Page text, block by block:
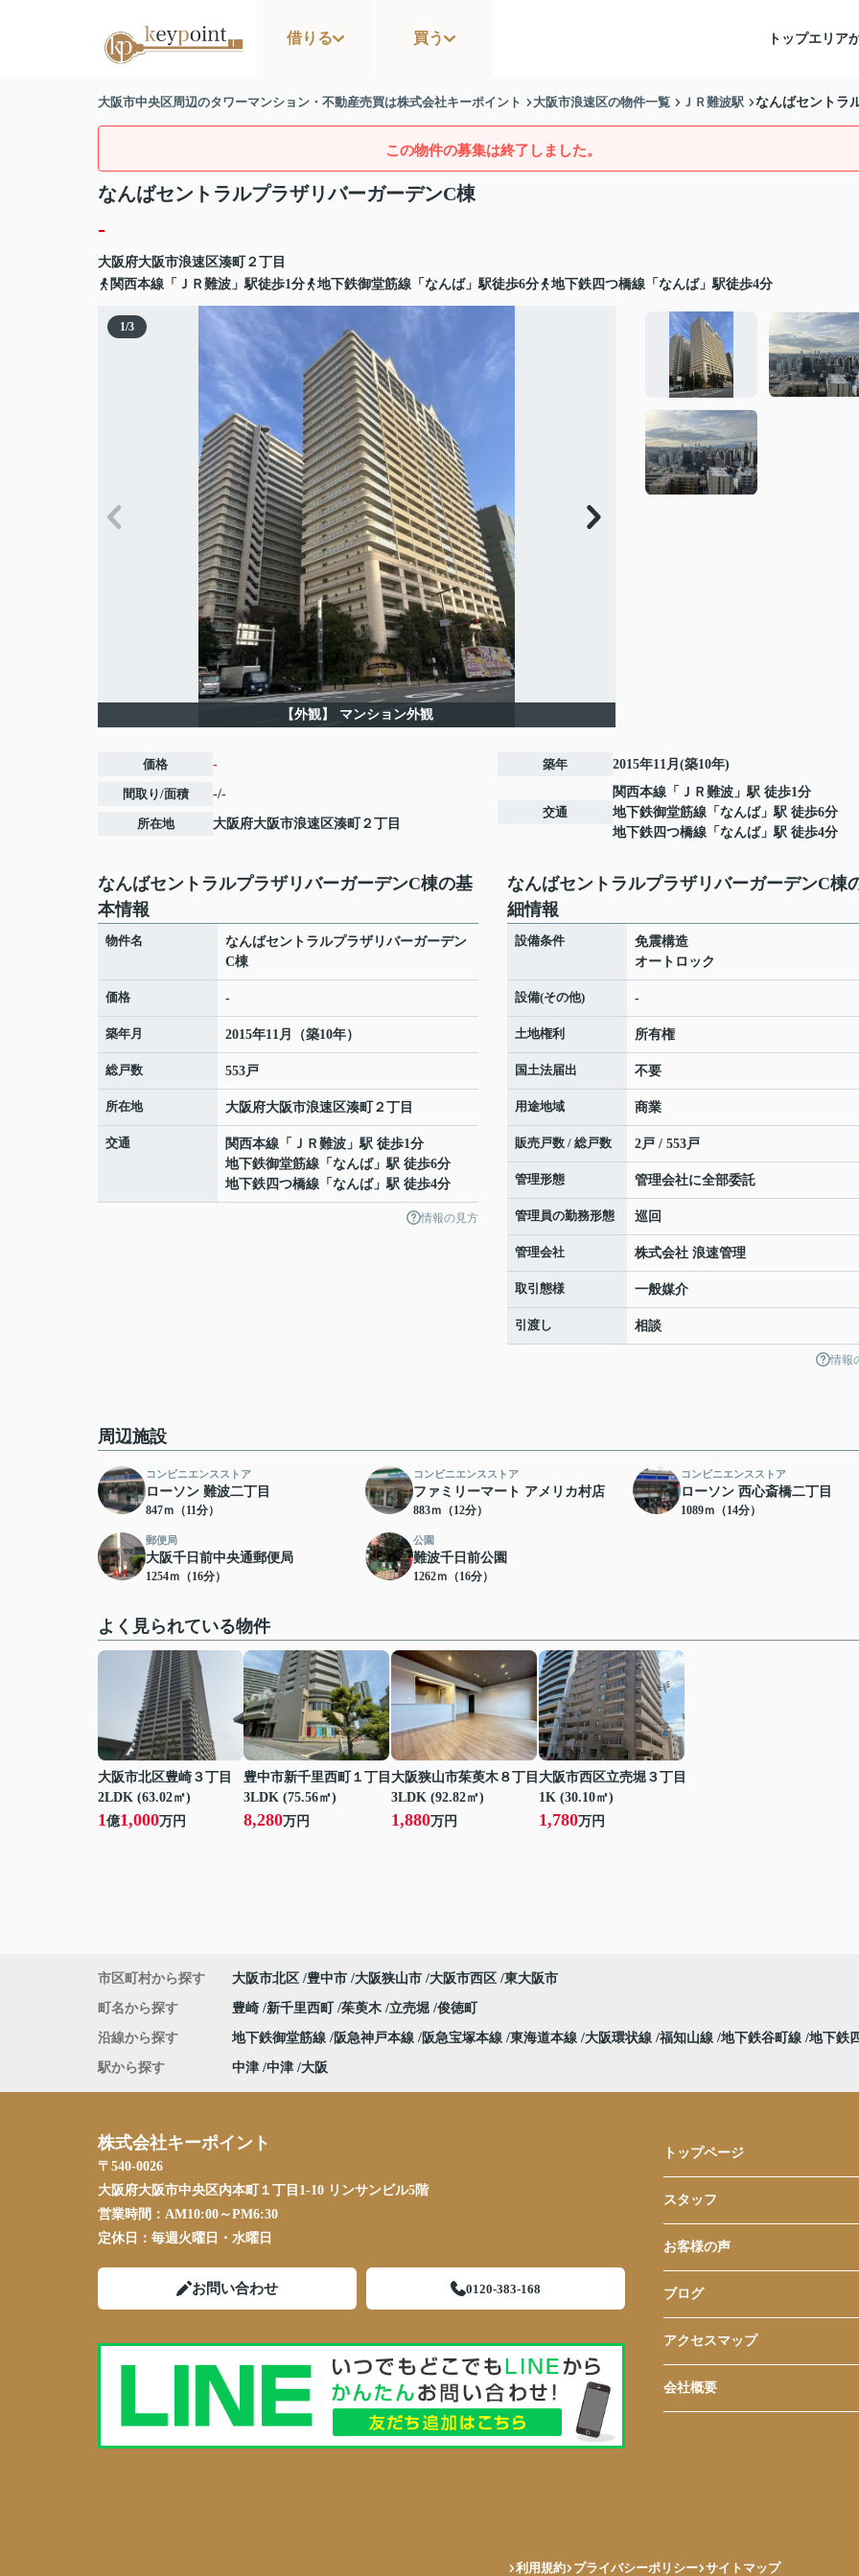
借りる 買う トップエリア
大阪市中央区周辺のタワーマンション・不動産売買は株式会社キーポイント 大阪市浪速区の物件一覧 ＪＲ難波駅 なんばセントラ
この物件の募集は終了しました。
なんばセントラルプラザリバーガーデンC棟
-
大阪府大阪市浪速区湊町
２丁目
関西本線「ＪＲ難波」駅徒歩1分
地下鉄御堂筋線「なんば」駅徒歩6分 地下鉄四つ橋線「なんば」駅徒歩4分
1/3
【外観】 マンション外観
価格 -
間取り/面積 -/-
所在地 大阪府大阪市浪速区湊町 ２丁目
築年 2015年11月(築10年)
交通
関西本線 「 ＪＲ難波 」駅 徒歩1分
地下鉄御堂筋線 「 なんば」駅 徒歩6分
地下鉄四つ橋線 「 なんば」駅 徒歩4分
なんばセントラルプラザリバーガーデンC棟の基
本情報
物件名
なんばセントラルプラザリバーガーデン
C棟
価格 -
築年月 2015年11月（築10年）
総戸数 553戸
所在地 大阪府大阪市浪速区湊町 ２丁目
交通 関西本線 「 ＪＲ難波 」駅 徒歩1分
地下鉄御堂筋線 「 なんば」駅 徒歩6分
地下鉄四つ橋線 「 なんば」駅 徒歩4分
情報の見方
なんばセントラルプラザリバーガーデンC棟
細情報
設備条件
免震構造
オートロック
設備(その他) -
土地権利 所有権
国土法届出 不要
用途地域 商業
販売戸数 / 総戸数 2戸 / 553戸
管理形態 管理会社に全部委託
管理員の勤務形態 巡回
管理会社 株式会社 浪速管理
取引態様 一般媒介
引渡し 相談
情報
周辺施設
コンビニエンスストア
ローソン 難波二丁目
847ｍ（11分）
コンビニエンスストア
ファミリーマート アメリカ村店
883ｍ（12分）
コンビニエンスストア
ローソン 西心斎橋二丁目
1089ｍ（14分）
郵便局
大阪千日前中央通郵便局
1254ｍ（16分）
公園
難波千日前公園
1262ｍ（16分）
よく見られている物件
大阪市北区豊崎３丁目
2LDK (63.02㎡)
1億1,000万円
豊中市新千里西町１丁目
3LDK (75.56㎡)
8,280万円
大阪狭山市茱萸木８丁目
3LDK (92.82㎡)
1,880万円
大阪市西区立売堀３丁目
1K (30.10㎡)
1,780万円
市区町村から探す 大阪市北区 豊中市 大阪狭山市 大阪市西区 東大阪市
町名から探す 豊崎 新千里西町 茱萸木 立売堀 俊徳町
沿線から探す 地下鉄御堂筋線 阪急神戸本線 阪急宝塚本線 東海道本線 大阪環状線 福知山線 地下鉄谷町線 地下鉄
駅から探す 中津 中津 大阪
株式会社キーポイント
〒540-0026
大阪府大阪市中央区内本町１丁目1-10 リンサンビル5階
営業時間： AM10:00～PM6:30
定休日： 毎週火曜日・水曜日
お問い合わせ 0120-383-168
トップページ
スタッフ
お客様の声
ブログ
アクセスマップ
会社概要
利用規約 プライバシーポリシー サイトマップ